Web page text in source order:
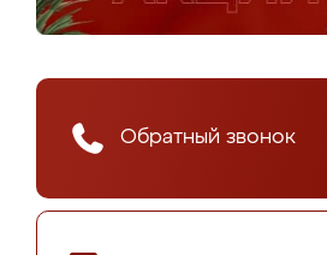
Обратный звонок